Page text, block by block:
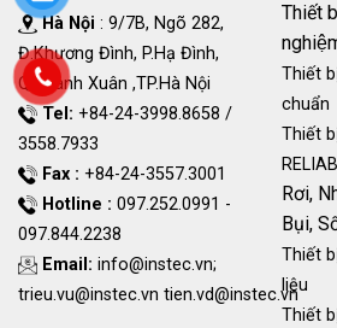
Hà Nội : 9/7B, Ngõ 282,
Đ.Khương Đình, P.Hạ Đình,
Q.Thanh Xuân ,TP.Hà Nội
Tel: +84-24-3998.8658 /
3558.7933
Fax : +84-24-3557.3001
Hotline : 097.252.0991 -
097.844.2238
Email: info@instec.vn;
trieu.vu@instec.vn tien.vd@instec.vn
Thiết
Thiết
chuẩn
Thiết
Rơi,
Bụi,
Thiết
liệu
Thiết